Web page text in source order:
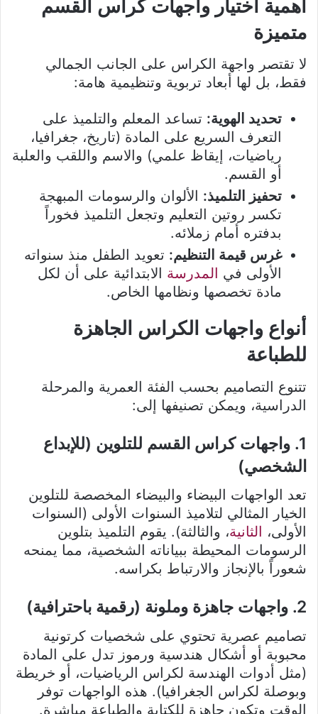
أهمية اختيار واجهات كراس القسم
متميزة
لا تقتصر واجهة الكراس على الجانب الجمالي
فقط، بل لها أبعاد تربوية وتنظيمية هامة:
تحديد الهوية: تساعد المعلم والتلميذ على
التعرف السريع على المادة (تاريخ، جغرافيا،
رياضيات، إيقاظ علمي) والاسم واللقب والعلبة
أو القسم.
تحفيز التلميذ: الألوان والرسومات المبهجة
تكسر روتين التعليم وتجعل التلميذ فخوراً
بدفتره أمام زملائه.
غرس قيمة التنظيم: تعويد الطفل منذ سنواته
الأولى في المدرسة الابتدائية على أن لكل
مادة تخصصها ونظامها الخاص.
أنواع واجهات الكراس الجاهزة
للطباعة
تتنوع التصاميم بحسب الفئة العمرية والمرحلة
الدراسية، ويمكن تصنيفها إلى:
1. واجهات كراس القسم للتلوين (للإبداع
الشخصي)
تعد الواجهات البيضاء والبيضاء المخصصة للتلوين
الخيار المثالي لتلاميذ السنوات الأولى (السنوات
الأولى، الثانية، والثالثة). يقوم التلميذ بتلوين
الرسومات المحيطة ببياناته الشخصية، مما يمنحه
شعوراً بالإنجاز والارتباط بكراسه.
2. واجهات جاهزة وملونة (رقمية باحترافية)
تصاميم عصرية تحتوي على شخصيات كرتونية
محبوبة أو أشكال هندسية ورموز تدل على المادة
(مثل أدوات الهندسة لكراس الرياضيات، أو خريطة
وبوصلة لكراس الجغرافيا). هذه الواجهات توفر
الوقت وتكون جاهزة للكتابة والطباعة مباشرة.